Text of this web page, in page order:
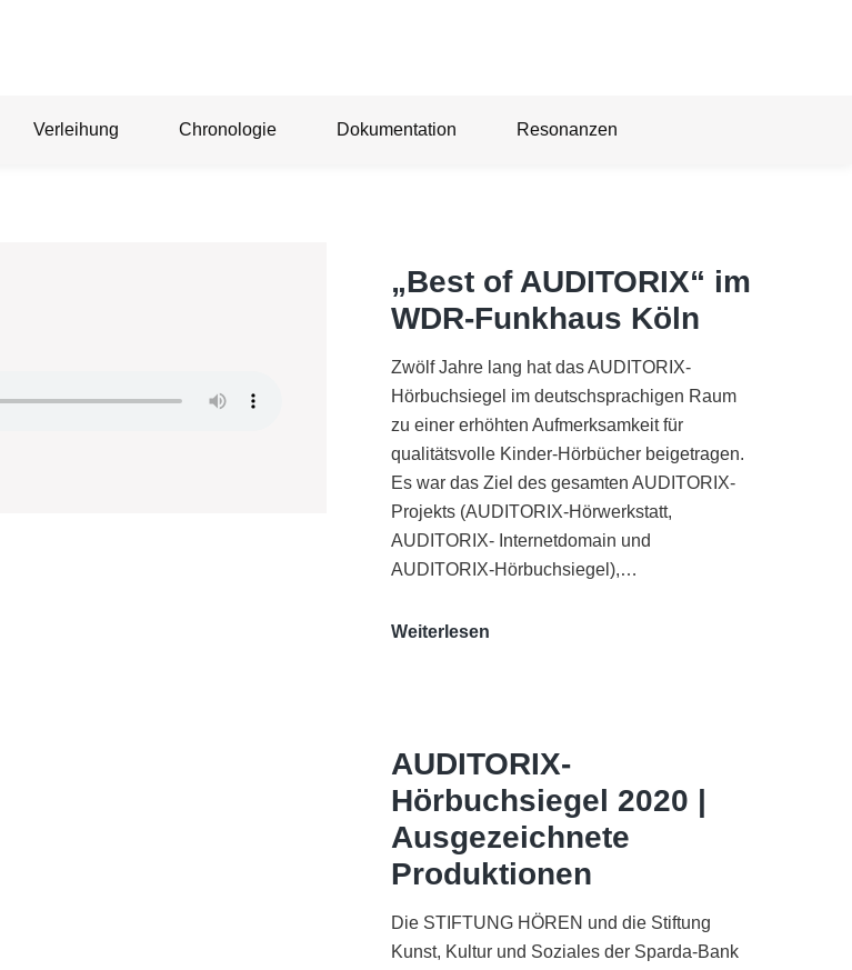
Verleihung Chronologie Dokumentation Resonanzen
„Best of AUDITORIX“ im
WDR-Funkhaus Köln
Zwölf Jahre lang hat das AUDITORIX-
Hörbuchsiegel im deutschsprachigen Raum
zu einer erhöhten Aufmerksamkeit für
qualitätsvolle Kinder-Hörbücher beigetragen.
Es war das Ziel des gesamten AUDITORIX-
Projekts (AUDITORIX-Hörwerkstatt,
AUDITORIX- Internetdomain und
AUDITORIX-Hörbuchsiegel),…
Weiterlesen
Funkhaus
Köln
AUDITORIX-
Hörbuchsiegel 2020 |
Ausgezeichnete
Produktionen
Die STIFTUNG HÖREN und die Stiftung
Kunst, Kultur und Soziales der Sparda-Bank